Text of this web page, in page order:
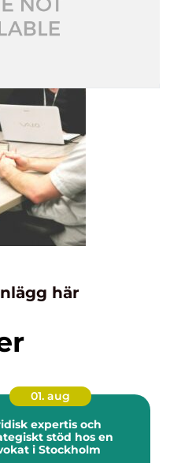
här
01. aug
expertis och
stöd hos en
i Stockholm